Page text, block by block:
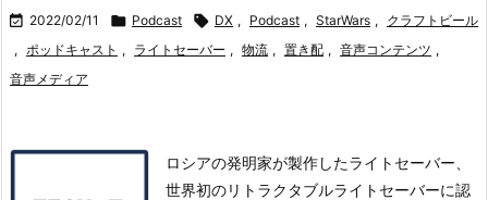
 2022/02/11  Podcast  DX , Podcast , StarWars , クラフトビール
, ポッドキャスト , ライトセーバー , 物流 , 置き配 , 音声コンテンツ ,
音声メディア
ロシアの発明家が製作したライトセーバー、
世界初のリトラクタブルライトセーバーに認